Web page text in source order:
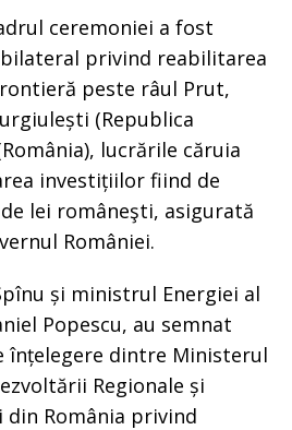
ceremoniei a fost
privind reabilitarea
peste râul Prut,
(Republica
lucrările căruia
investițiilor fiind de
lei româneşti, asigurată
României.
și ministrul Energiei al
Popescu, au semnat
înțelegere dintre Ministerul
Regionale și
România privind